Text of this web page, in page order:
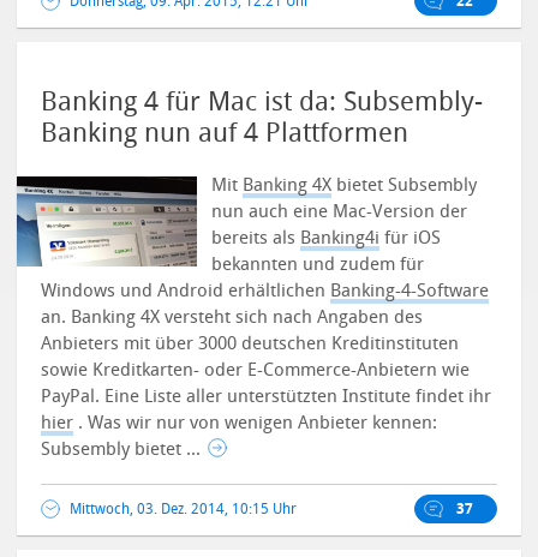
Banking 4 für Mac ist da: Subsembly-
Banking nun auf 4 Plattformen
Mit Banking 4X bietet Subsembly
nun auch eine Mac-Version der
bereits als Banking4i für iOS
bekannten und zudem für
Windows und Android erhältlichen Banking-4-Software
an. Banking 4X versteht sich nach Angaben des
Anbieters mit über 3000 deutschen Kreditinstituten
sowie Kreditkarten- oder E-Commerce-Anbietern wie
PayPal. Eine Liste aller unterstützten Institute findet ihr
hier . Was wir nur von wenigen Anbieter kennen:
Subsembly bietet ...
Mittwoch, 03. Dez. 2014, 10:15 Uhr 37